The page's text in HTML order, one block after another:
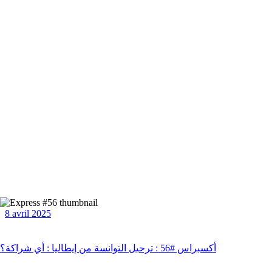
8 avril 2025
أكسبراس #56 : ترحيل التوانسة من إيطاليا : أي شراكة؟